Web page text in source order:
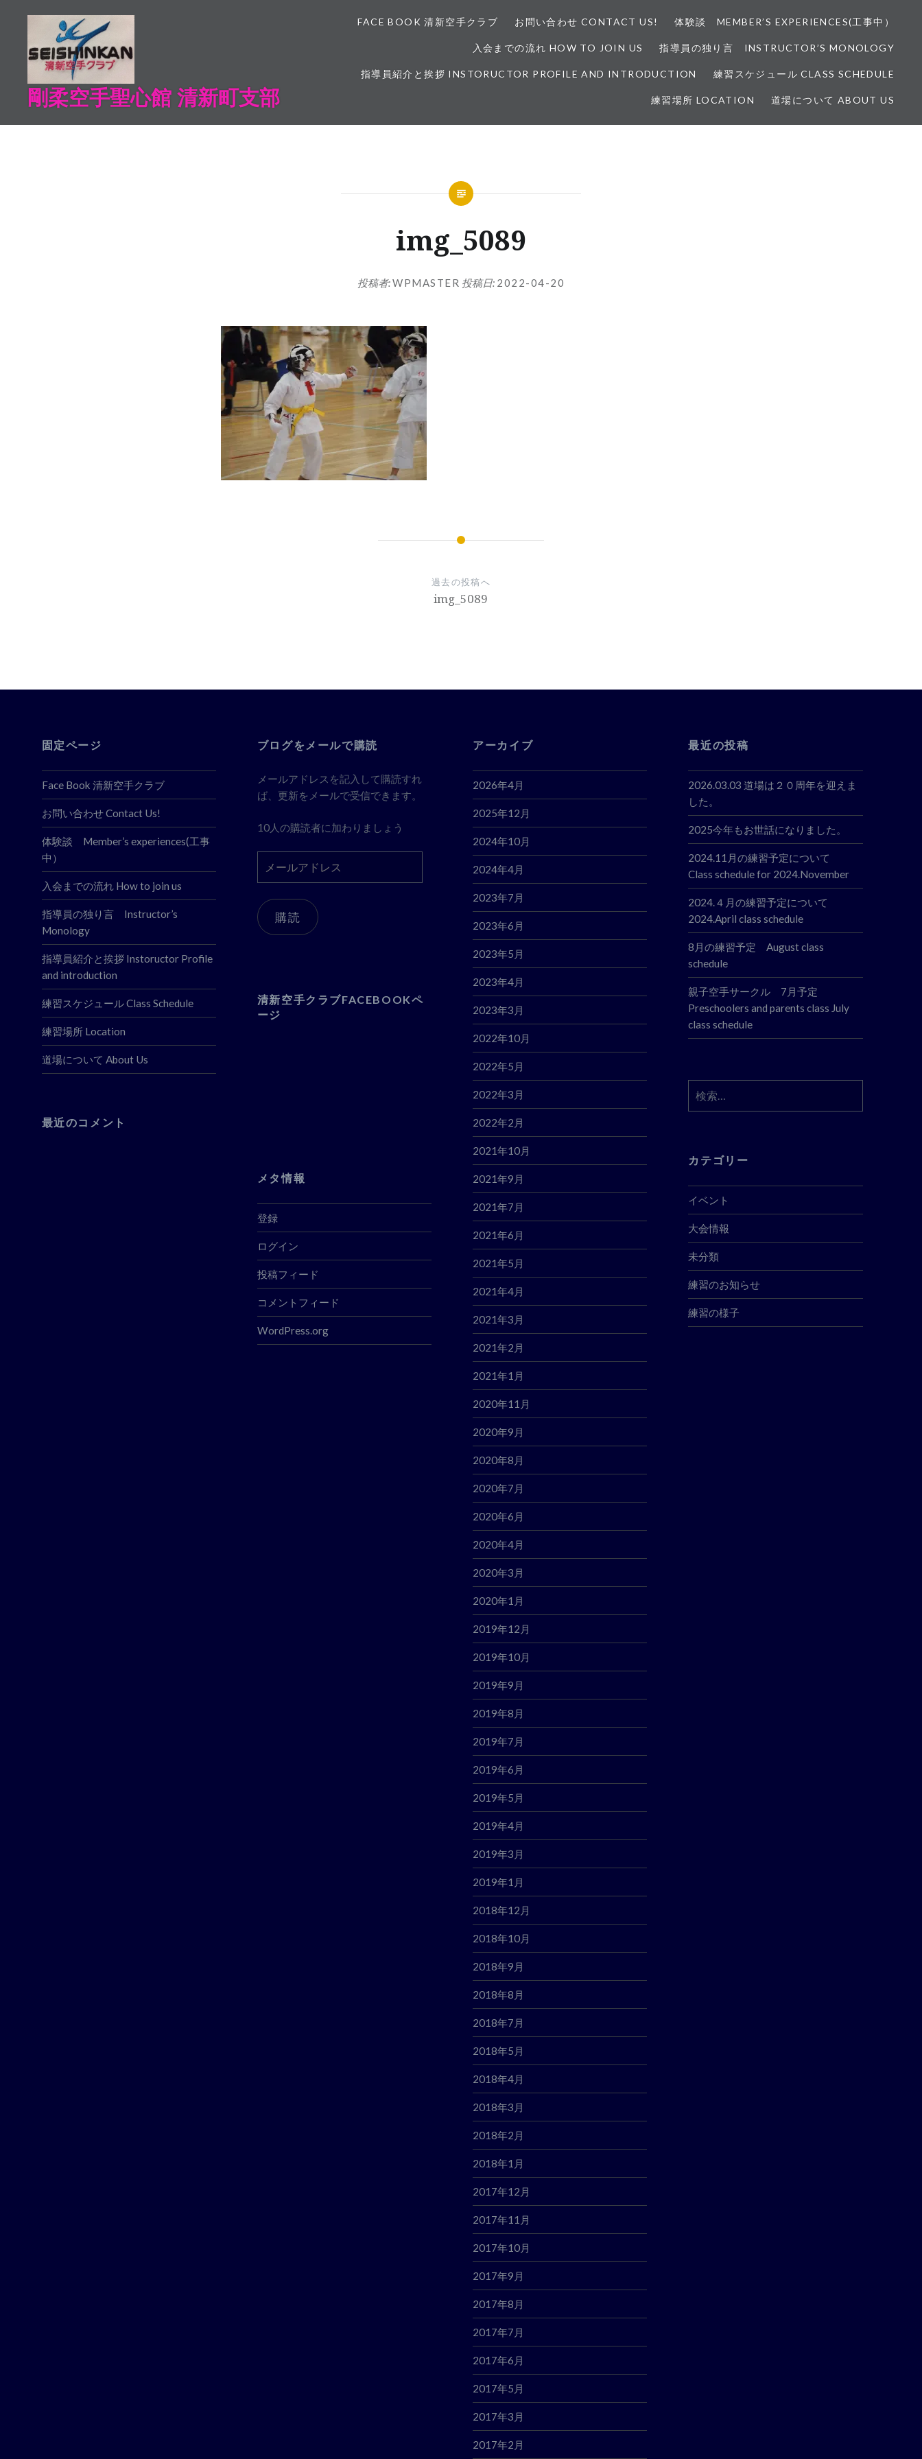
剛柔空手聖心館 清新町支部
FACE BOOK 清新空手クラブ お問い合わせ CONTACT US! 体験談 MEMBER’S EXPERIENCES(工事中）
入会までの流れ HOW TO JOIN US 指導員の独り言 INSTRUCTOR’S MONOLOGY
指導員紹介と挨拶 INSTORUCTOR PROFILE AND INTRODUCTION 練習スケジュール CLASS SCHEDULE
練習場所 LOCATION 道場について ABOUT US
img_5089
投稿者:WPMASTER 投稿日: 2022-04-20
シ
過去の投稿へ
img_5089
固定ページ
Face Book 清新空手クラブ
お問い合わせ Contact Us!
体験談 Member’s experiences(工事
中）
入会までの流れ How to join us
指導員の独り言 Instructor’s
Monology
指導員紹介と挨拶 Instoructor Profile
and introduction
練習スケジュール Class Schedule
練習場所 Location
道場について About Us
ブログをメールで購読
メールアドレスを記入して購読すれ
ば、更新をメールで受信できます。
10人の購読者に加わりましょう
ー
ア
ド
購読
アーカイブ
2026年4月
2025年12月
2024年10月
2024年4月
2023年7月
2023年6月
2023年5月
2023年4月
2023年3月
2022年10月
2022年5月
2022年3月
2022年2月
2021年10月
2021年9月
2021年7月
2021年6月
2021年5月
2021年4月
2021年3月
2021年2月
2021年1月
2020年11月
2020年9月
2020年8月
2020年7月
2020年6月
2020年4月
2020年3月
2020年1月
2019年12月
2019年10月
2019年9月
2019年8月
2019年7月
2019年6月
2019年5月
2019年4月
2019年3月
2019年1月
2018年12月
2018年10月
2018年9月
2018年8月
2018年7月
2018年5月
2018年4月
2018年3月
2018年2月
2018年1月
2017年12月
2017年11月
2017年10月
2017年9月
2017年8月
2017年7月
2017年6月
2017年5月
2017年3月
2017年2月
最近の投稿
2026.03.03 道場は２０周年を迎えま
した。
2025今年もお世話になりました。
2024.11月の練習予定について
Class schedule for 2024.November
2024.４月の練習予定について
2024.April class schedule
8月の練習予定 August class
schedule
親子空手サークル 7月予定
Preschoolers and parents class July
class schedule
清新空手クラブFACEBOOKペ
ージ
索:
最近のコメント
カテゴリー
イベント
大会情報
未分類
練習のお知らせ
練習の様子
メタ情報
登録
ログイン
投稿フィード
コメントフィード
WordPress.org